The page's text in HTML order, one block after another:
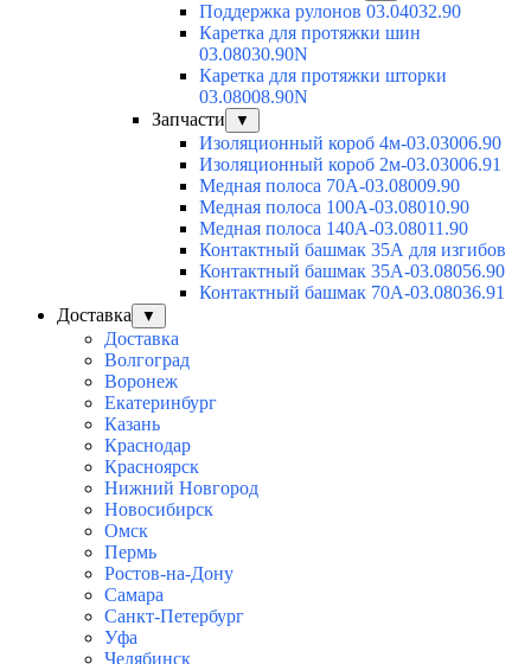
Поддержка рулонов 03.04032.90
Каретка для протяжки шин
03.08030.90N
Каретка для протяжки шторки
03.08008.90N
Запчасти
▼
Изоляционный короб 4м-03.03006.90
Изоляционный короб 2м-03.03006.91
Медная полоса 70А-03.08009.90
Медная полоса 100А-03.08010.90
Медная полоса 140А-03.08011.90
Контактный башмак 35А для изгибов
Контактный башмак 35А-03.08056.90
Контактный башмак 70А-03.08036.91
Доставка
▼
Доставка
Волгоград
Воронеж
Екатеринбург
Казань
Краснодар
Красноярск
Нижний Новгород
Новосибирск
Омск
Пермь
Ростов-на-Дону
Самара
Санкт-Петербург
Уфа
Челябинск